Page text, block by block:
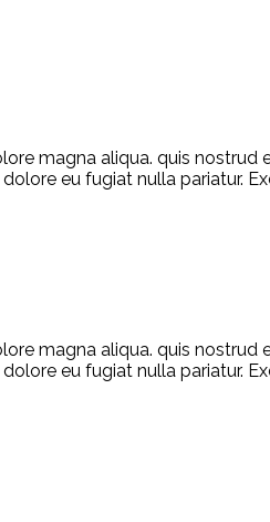
magna aliqua. quis nostrud
eu fugiat nulla pariatur.
magna aliqua. quis nostrud
eu fugiat nulla pariatur.